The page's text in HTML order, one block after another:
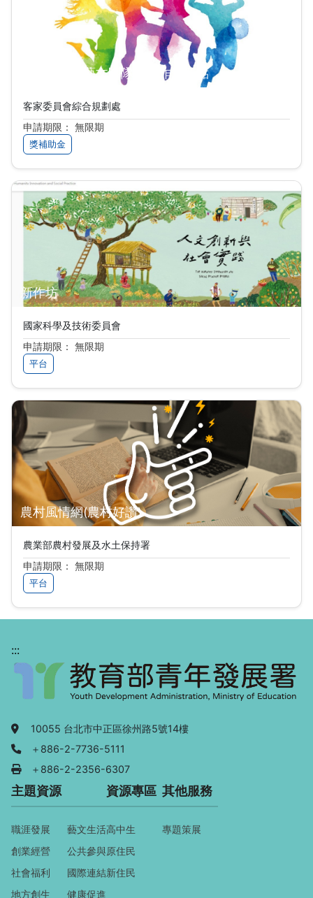
客家委員會藝文團隊補助作業要點
客家委員會綜合規劃處
申請期限： 無限期
獎補助金
新作坊
國家科學及技術委員會
申請期限： 無限期
平台
農村風情網(農村好讚)
農業部農村發展及水土保持署
申請期限： 無限期
平台
:::
地址：
10055 台北市中正區徐州路5號14樓
電話：
＋886-2-7736-5111
傳真：
＋886-2-2356-6307
主題資源
職涯發展
創業經營
社會福利
地方創生
藝文生活
公共參與
國際連結
健康促進
資源專區
高中生
原住民
新住民
其他服務
專題策展